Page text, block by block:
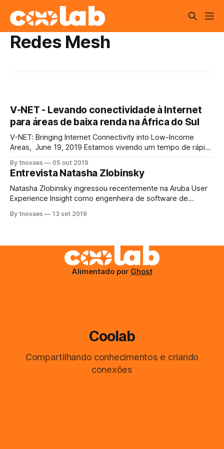
Redes Mesh
V-NET - Levando conectividade à Internet
para áreas de baixa renda na África do Sul
V-NET: Bringing Internet Connectivity into Low-Income
Areas, June 19, 2019 Estamos vivendo um tempo de rápido
crescente importância do acesso à Internet em nossa vida
cotidiana. Em países como a África do Sul, muitas
comunidades e pessoas mais pobres simplesmente não
têm acesso a
By tnovaes 05 out 2019
Entrevista Natasha Zlobinsky
Natasha Zlobinsky ingressou recentemente na Aruba User
Experience Insight como engenheira de software de
de Ciência da Computação da Universidade da Cidade do
By tnovaes 13 set 2019
Alimentado por Ghost
Coolab
Compartilhando conhecimentos e criando
conexões